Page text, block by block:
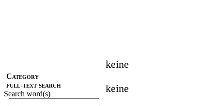
Category
full-text search
Search word(s)
keine
keine